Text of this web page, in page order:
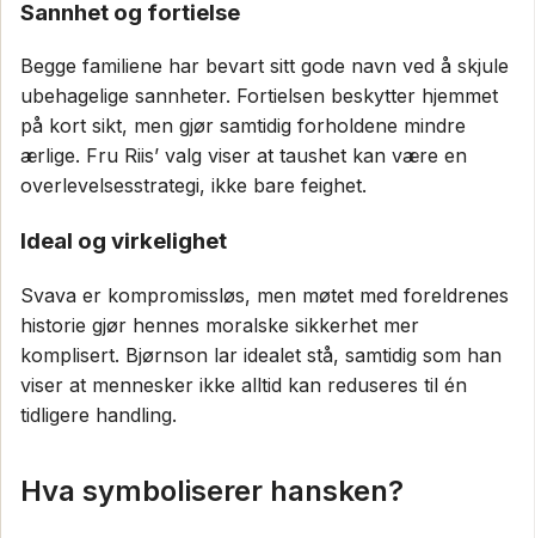
Sannhet og fortielse
Begge familiene har bevart sitt gode navn ved å skjule
ubehagelige sannheter. Fortielsen beskytter hjemmet
på kort sikt, men gjør samtidig forholdene mindre
ærlige. Fru Riis’ valg viser at taushet kan være en
overlevelsesstrategi, ikke bare feighet.
Ideal og virkelighet
Svava er kompromissløs, men møtet med foreldrenes
historie gjør hennes moralske sikkerhet mer
komplisert. Bjørnson lar idealet stå, samtidig som han
viser at mennesker ikke alltid kan reduseres til én
tidligere handling.
Hva symboliserer hansken?